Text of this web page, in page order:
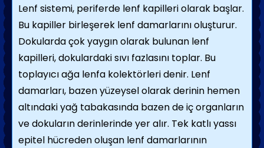
Lenf sistemi, periferde lenf kapilleri olarak başlar.
Bu kapiller birleşerek lenf damarlarını oluşturur.
Dokularda çok yaygın olarak bulunan lenf
kapilleri, dokulardaki sıvı fazlasını toplar. Bu
toplayıcı ağa lenfa kolektörleri denir. Lenf
damarları, bazen yüzeysel olarak derinin hemen
altındaki yağ tabakasında bazen de iç organların
ve dokuların derinlerinde yer alır. Tek katlı yassı
epitel hücreden oluşan lenf damarlarının